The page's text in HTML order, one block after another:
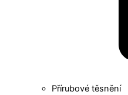
Přírubové těsnění